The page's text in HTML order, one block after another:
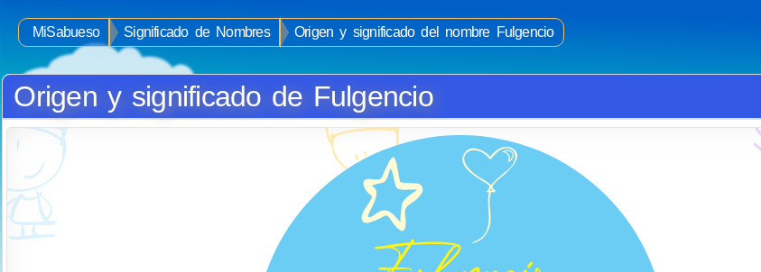
MiSabueso Significado de Nombres
Origen y significado del nombre Fulgencio
Origen y significado de Fulgencio